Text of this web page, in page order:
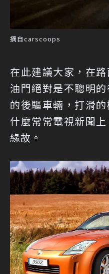
摘自carscoops
在此建議大家，在
油門絕對是不聰明
的後驅車輛，打滑
什麼常常電視新聞
緣故。